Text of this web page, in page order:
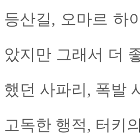
등산길, 오마르 하
았지만 그래서 더
했던 사파리, 폭발
고독한 행적, 터키